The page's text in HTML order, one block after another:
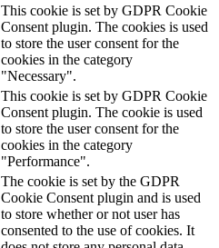
This cookie is set by GDPR Cookie
Consent plugin. The cookies is used
to store the user consent for the
cookies in the category
"Necessary".
This cookie is set by GDPR Cookie
Consent plugin. The cookie is used
to store the user consent for the
cookies in the category
"Performance".
The cookie is set by the GDPR
Cookie Consent plugin and is used
to store whether or not user has
consented to the use of cookies. It